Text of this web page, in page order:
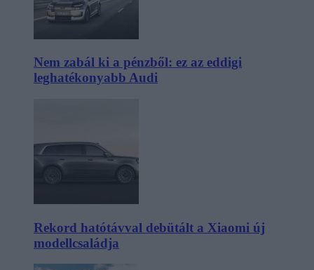
Nem zabál ki a pénzből: ez az eddigi
leghatékonyabb Audi
Rekord hatótávval debütált a Xiaomi új
modellcsaládja